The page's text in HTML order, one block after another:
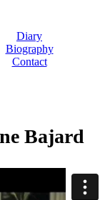
Diary
Biography
Contact
Bajard